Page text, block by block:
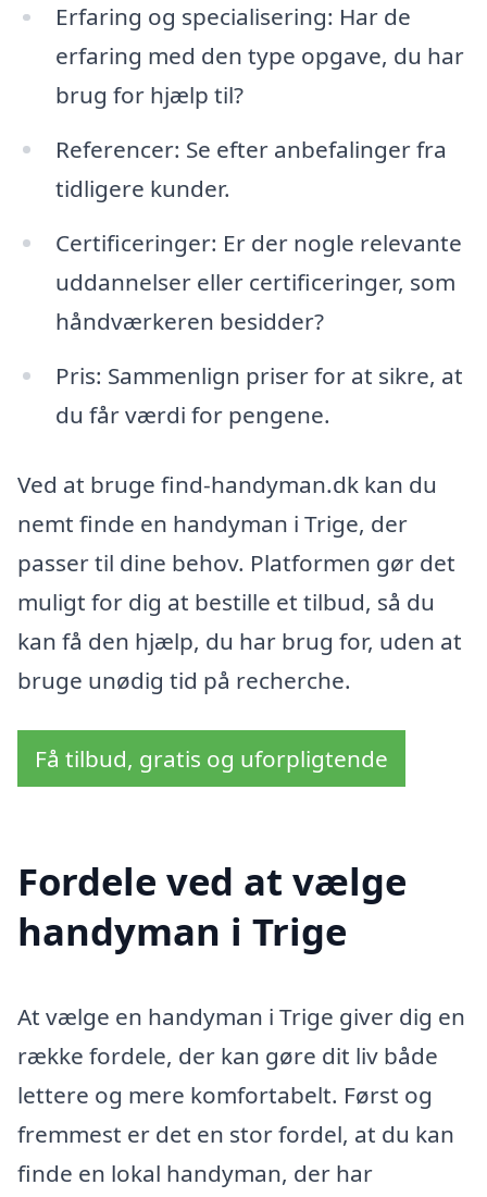
Erfaring og specialisering: Har de
erfaring med den type opgave, du har
brug for hjælp til?
Referencer: Se efter anbefalinger fra
tidligere kunder.
Certificeringer: Er der nogle relevante
uddannelser eller certificeringer, som
håndværkeren besidder?
Pris: Sammenlign priser for at sikre, at
du får værdi for pengene.
Ved at bruge find-handyman.dk kan du
nemt finde en handyman i Trige, der
passer til dine behov. Platformen gør det
muligt for dig at bestille et tilbud, så du
kan få den hjælp, du har brug for, uden at
bruge unødig tid på recherche.
Få tilbud, gratis og uforpligtende
Fordele ved at vælge
handyman i Trige
At vælge en handyman i Trige giver dig en
række fordele, der kan gøre dit liv både
lettere og mere komfortabelt. Først og
fremmest er det en stor fordel, at du kan
finde en lokal handyman, der har